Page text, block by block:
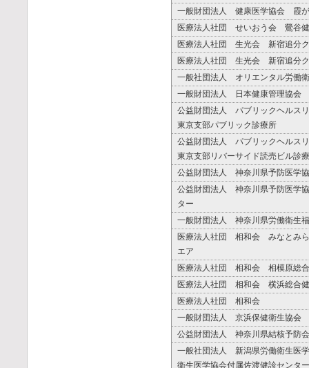
一般財団法人 健康医学協会 霞が
医療法人社団 せいおう会 鶯谷
医療法人社団 生光会 新宿追分ク
医療法人社団 生光会 新宿追分
一般社団法人 オリエンタル労働
一般財団法人 日本健康管理協会
公益財団法人 パブリックヘルス
東京支部パブリック診療所
公益財団法人 パブリックヘルス
東京支部リバーサイド読売ビル診
公益財団法人 神奈川県予防医学
公益財団法人 神奈川県予防医学
ター
一般財団法人 神奈川県労働衛生
医療法人社団 相和会 みなとみら
エア
医療法人社団 相和会 相模原総
医療法人社団 相和会 横浜総合
医療法人社団 相和会
一般財団法人 京浜保健衛生協会
公益財団法人 神奈川県結核予防会
一般社団法人 新潟県労働衛生医
衛生医学協会付属佐渡健診センター